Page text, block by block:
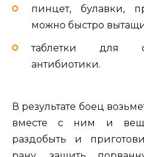
пинцет, булавки,
можно быстро
таблетки для
антибиотики.
В результате боец
вместе с ним и
раздобыть и